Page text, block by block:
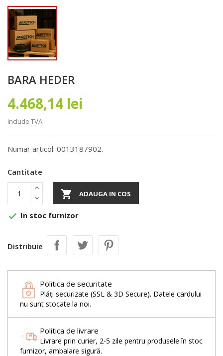
BARA HEDER
4.468,14 lei
Include TVA
Numar articol: 0013187902.
Cantitate
 ADAUGA IN COS
 In stoc furnizor
Distribuie
Politica de securitate
Plăți securizate (SSL & 3D Secure). Datele cardului
nu sunt stocate la noi.
Politica de livrare
Livrare prin curier, 2-5 zile pentru produsele în stoc
furnizor, ambalare sigură.